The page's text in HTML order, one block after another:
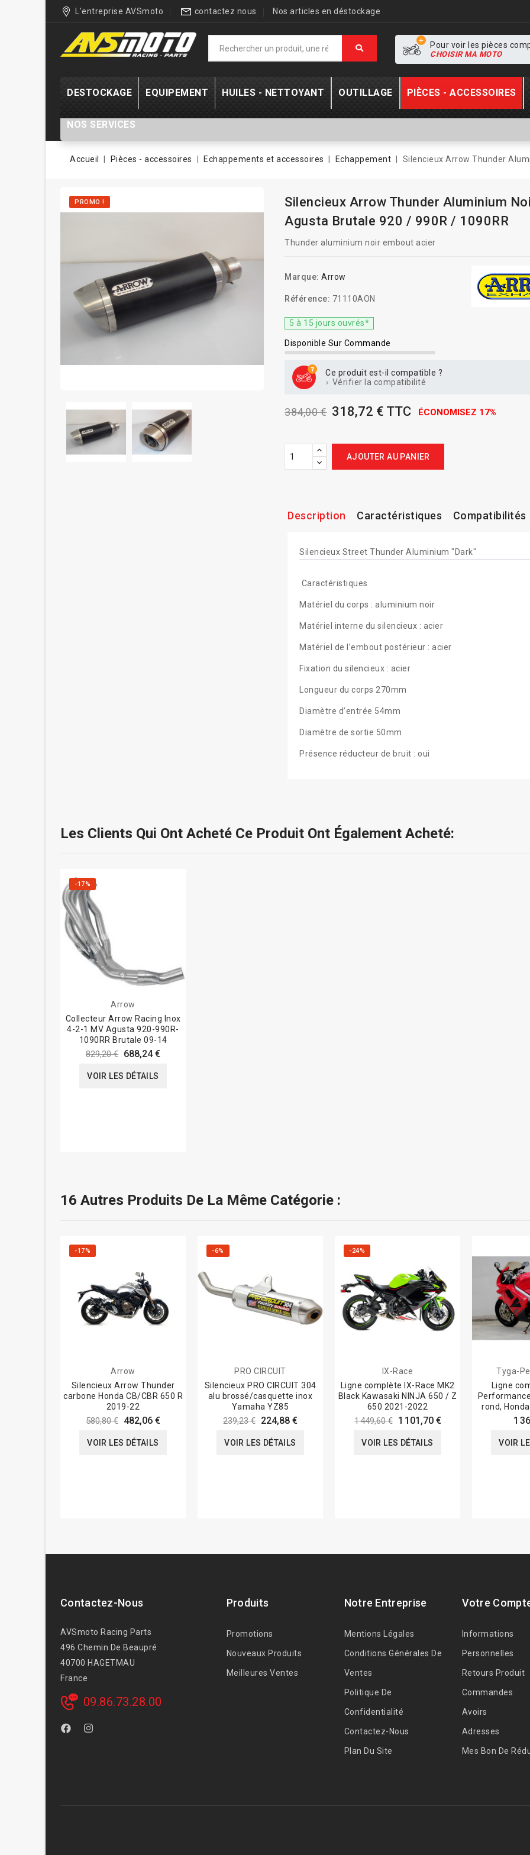
L'entreprise AVSmoto contactez nous Nos articles en déstockage
Pour voir les pièces
CHOISIR MA MOTO
DESTOCKAGE EQUIPEMENT HUILES - NETTOYANT OUTILLAGE PIÈCES - ACCESSOIRES
NOS SERVICES
Accueil Pièces - accessoires Echappements et accessoires Echappement Silencieux Arrow Thunder
PROMO !
Silencieux Arrow Thunder Aluminium
Agusta Brutale 920 / 990R / 1090RR
Thunder aluminium noir embout acier
Marque: Arrow
Référence: 71110AON
5 à 15 jours ouvrés*
Disponible Sur Commande
Ce produit est-il compatible ?
Vérifier la compatibilité
384,00 € 318,72 € TTC ÉCONOMISEZ 17%
AJOUTER AU PANIER
Description Caractéristiques Compatibilités
Silencieux Street Thunder Aluminium "Dark"
Caractéristiques
Matériel du corps : aluminium noir
Matériel interne du silencieux : acier
Matériel de l’embout postérieur : acier
Fixation du silencieux : acier
Longueur du corps 270mm
Diamètre d’entrée 54mm
Diamètre de sortie 50mm
Présence réducteur de bruit : oui
Les Clients Qui Ont Acheté Ce Produit Ont Également Acheté:
-17%
Arrow
Collecteur Arrow Racing Inox
4-2-1 MV Agusta 920-990R-
1090RR Brutale 09-14
829,20 € 688,24 €
VOIR LES DÉTAILS
16 Autres Produits De La Même Catégorie :
-17%
Arrow
Silencieux Arrow Thunder
carbone Honda CB/CBR 650 R
2019-22
580,80 € 482,06 €
VOIR LES DÉTAILS
-6%
PRO CIRCUIT
Silencieux PRO CIRCUIT 304
alu brossé/casquette inox
Yamaha YZ85
239,23 € 224,88 €
VOIR LES DÉTAILS
-24%
IX-Race
Ligne complète IX-Race MK2
Black Kawasaki NINJA 650 / Z
650 2021-2022
1 449,60 € 1 101,70 €
VOIR LES DÉTAILS
Tyga-
Ligne
rond,
1
VOIR
Contactez-Nous
AVSmoto Racing Parts
496 Chemin De Beaupré
40700 HAGETMAU
France
09.86.73.28.00
Produits
Promotions
Nouveaux Produits
Meilleures Ventes
Notre Entreprise
Mentions Légales
Conditions Générales De
Ventes
Politique De
Confidentialité
Contactez-Nous
Plan Du Site
Votre
Informations
Personnelles
Retours Produit
Commandes
Avoirs
Adresses
Mes Bon De